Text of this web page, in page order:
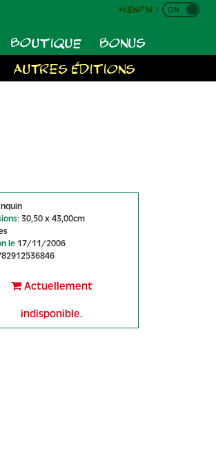
M'enfin !
BOUTIQUE
BONUS
AUTRES ÉDITIONS
30,50 x 43,00cm
le17/11/2006
Actuellement
indisponible.